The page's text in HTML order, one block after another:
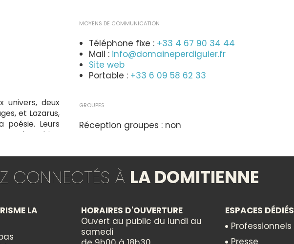
univers, deux
et Lazarus,
Leurs
bien
contemplatif,
sombres,
Cavriani,
Cavriani
jusqu'à en
où la
MOYENS DE COMMUNICATION
Téléphone fixe : +33 4 67 90 34 44
Mail : info@domaineperdiguier.fr
Site web
Portable : +33 6 09 58 62 33
GROUPES
Réception groupes : non
TYPES
Exposition
Arts divers
Dessin
CONNECTÉS À LA DOMITIENNE
LA
HORAIRES D'OUVERTURE
Ouvert au public du lundi au
samedi
ESPACES DÉDIÉS
Professionnels
Presse